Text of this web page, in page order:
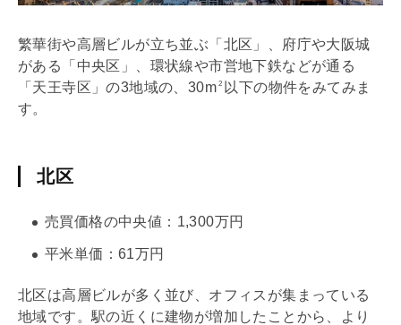
繁華街や高層ビルが立ち並ぶ「北区」、府庁や大阪城
がある「中央区」、環状線や市営地下鉄などが通る
「天王寺区」の3地域の、30m 2 以下の物件をみてみま
す。
北区
売買価格の中央値：1,300万円
平米単価：61万円
北区は高層ビルが多く並び、オフィスが集まっている
地域です。駅の近くに建物が増加したことから、より